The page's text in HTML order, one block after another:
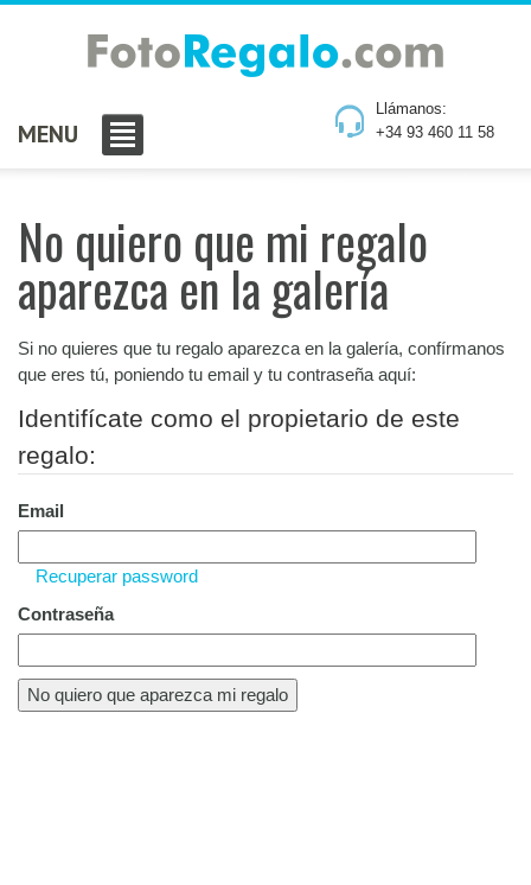
Llámanos:
+34 93 460 11 58
MENU
No quiero que mi regalo
aparezca en la galería
Si no quieres que tu regalo aparezca en la galería, confírmanos
que eres tú, poniendo tu email y tu contraseña aquí:
Identifícate como el propietario de este
regalo:
Email
Recuperar password
Contraseña